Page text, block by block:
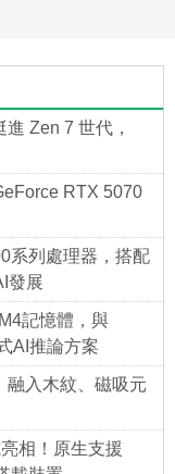
Zen 7 世代，
RTX 5070
系列處理器，搭配
發展
記憶體，與
AI推論方案
融入木紋、磁吸元
相！原生支援